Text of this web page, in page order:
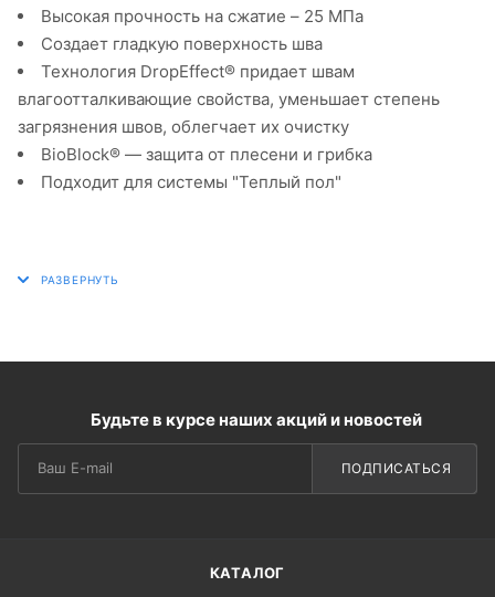
Высокая прочность на сжатие – 25 МПа
Создает гладкую поверхность шва
Технология DropEffect® придает швам
влагоотталкивающие свойства, уменьшает степень
загрязнения швов, облегчает их очистку
BioBlock® — защита от плесени и грибка
Подходит для системы "Теплый пол"
Будьте в курсе наших акций и новостей
ПОДПИСАТЬСЯ
КАТАЛОГ